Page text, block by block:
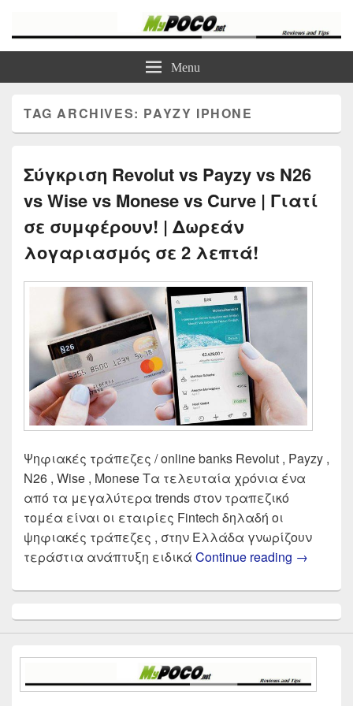
Τα καλύτερα Reviews , Συγκρίσεις , VPN , Webhosting
Menu
TAG ARCHIVES: PAYZY IPHONE
Σύγκριση Revolut vs Payzy vs N26
vs Wise vs Monese vs Curve | Γιατί
σε συμφέρουν! | Δωρεάν
λογαριασμός σε 2 λεπτά!
Ψηφιακές τράπεζες / online banks Revolut , Payzy ,
N26 , Wise , Monese Τα τελευταία χρόνια ένα
από τα μεγαλύτερα trends στον τραπεζικό
τομέα είναι οι εταιρίες Fintech δηλαδή οι
ψηφιακές τράπεζες , στην Ελλάδα γνωρίζουν
τεράστια ανάπτυξη ειδικά Continue reading →
Sidebar
Widget